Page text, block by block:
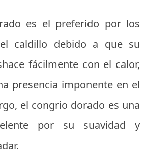
es el preferido por los
caldillo debido a que su
fácilmente con el calor,
presencia imponente en el
el congrio dorado es una
por su suavidad y